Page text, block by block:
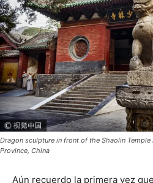
Dragon sculpture in front of the Shaolin Temple
Province, China
Aún recuerdo la primera vez